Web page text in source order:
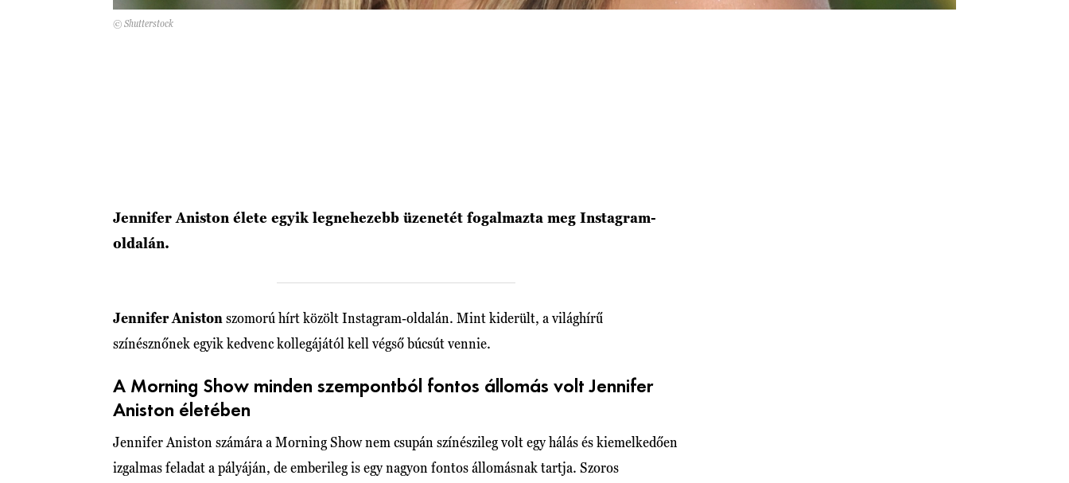
© Shutterstock
Jennifer Aniston élete egyik legnehezebb üzenetét fogalmazta meg Instagram-
oldalán.
Jennifer Aniston szomorú hírt közölt Instagram-oldalán. Mint kiderült, a világhírű
színésznőnek egyik kedvenc kollegájától kell végső búcsút vennie.
A Morning Show minden szempontból fontos állomás volt Jennifer
Aniston életében
Jennifer Aniston számára a Morning Show nem csupán színészileg volt egy hálás és kiemelkedően
izgalmas feladat a pályáján, de emberileg is egy nagyon fontos állomásnak tartja. Szoros